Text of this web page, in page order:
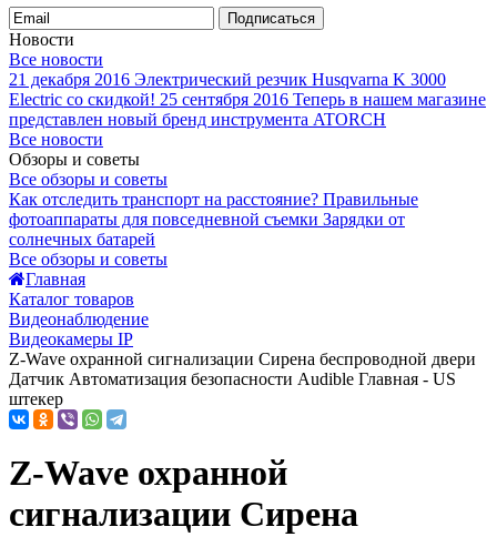
Подписаться
Новости
Все новости
21 декабря 2016 Электрический резчик Husqvarna K 3000
Electric со скидкой! 25 сентября 2016 Теперь в нашем магазине
представлен новый бренд инструмента ATORCH
Все новости
Обзоры и советы
Все обзоры и советы
Как отследить транспорт на расстояние? Правильные
фотоаппараты для повседневной съемки Зарядки от
солнечных батарей
Все обзоры и советы
Главная
Каталог товаров
Видеонаблюдение
Видеокамеры IP
Z-Wave охранной сигнализации Сирена беспроводной двери
Датчик Автоматизация безопасности Audible Главная - US
штекер
Z-Wave охранной
сигнализации Сирена